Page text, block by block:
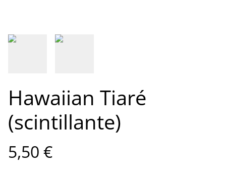
Hawaiian Tiaré
(scintillante)
5,50 €